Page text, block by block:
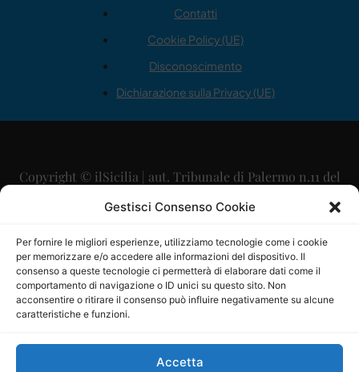
Gestisci Consenso Cookie
Per fornire le migliori esperienze, utilizziamo tecnologie come i cookie
per memorizzare e/o accedere alle informazioni del dispositivo. Il
consenso a queste tecnologie ci permetterà di elaborare dati come il
comportamento di navigazione o ID unici su questo sito. Non
acconsentire o ritirare il consenso può influire negativamente su alcune
caratteristiche e funzioni.
Accetta
Contatti
Cookie Policy (UE)
Disconoscimento
Dichiarazione sulla Privacy (UE)
Copyright © ilSicilia | aut. Tribunale di Palermo n.11 del
29/09/2015
Direttore Editoriale: Maurizio Scaglione
Direttore Responsabile: Maria Calabrese
P.IVA: 06334930820